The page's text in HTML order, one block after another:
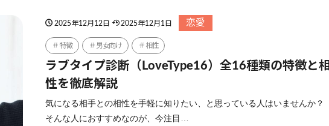
2025年12月12日 2025年12月1日 恋愛
特徴 男女向け 相性
ラブタイプ診断（LoveType16）全16種類の特徴と相
性を徹底解説
気になる相手との相性を手軽に知りたい、と思っている人はいませんか？
そんな人におすすめなのが、今注目…